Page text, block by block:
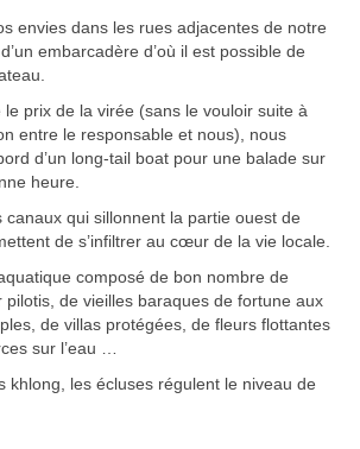
– Infos
au Cambodge
du Cambodge
France
envies dans les rues adjacentes de notre
embarcadère d’où il est possible de
prix de la virée (sans le vouloir suite à
entre le responsable et nous), nous
d’un long-tail boat pour une balade sur
heure.
canaux qui sillonnent la partie ouest de
de s’infiltrer au cœur de la vie locale.
composé de bon nombre de
pilotis, de vieilles baraques de fortune aux
de villas protégées, de fleurs flottantes
sur l’eau …
khlong, les écluses régulent le niveau de